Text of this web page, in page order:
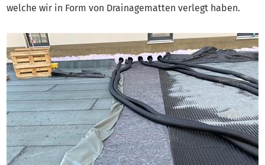
welche wir in Form von Drainagematten verlegt haben.